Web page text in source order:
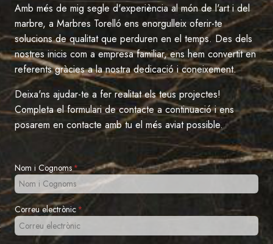
Amb més de mig segle d'experiència al món de l'art i del
marbre, a Marbres Torelló ens enorgulleix oferir-te
solucions de qualitat que perduren en el temps. Des dels
nostres inicis com a empresa familiar, ens hem convertit en
referents gràcies a la nostra dedicació i coneixement.
Deixa'ns ajudar-te a fer realitat els teus projectes!
Completa el formulari de contacte a continuació i ens
posarem en contacte amb tu el més aviat possible.
Nom i Cognoms*
Correu electrònic*